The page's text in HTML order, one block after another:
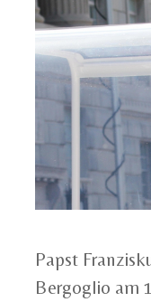
Papst
Bergoglio am